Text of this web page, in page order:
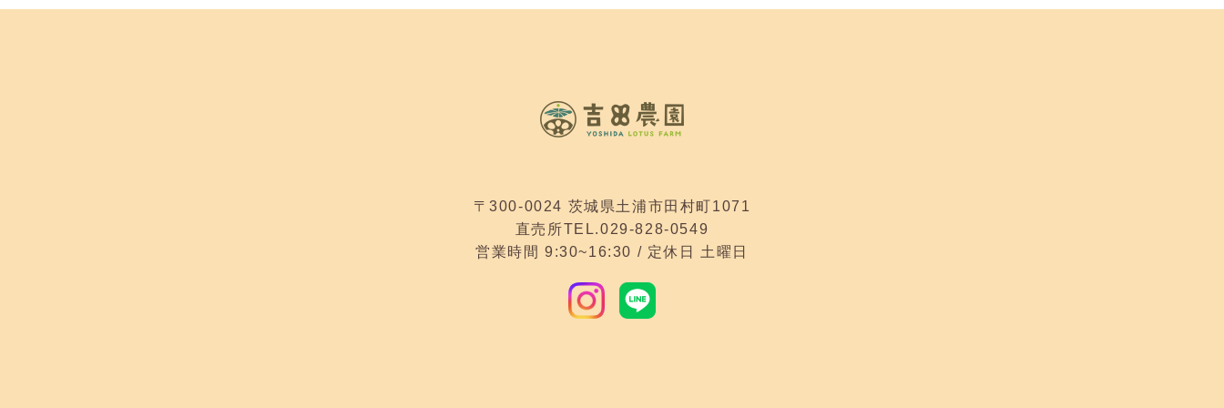
〒300-0024 茨城県土浦市田村町1071
直売所TEL.029-828-0549
営業時間 9:30~16:30 / 定休日 土曜日